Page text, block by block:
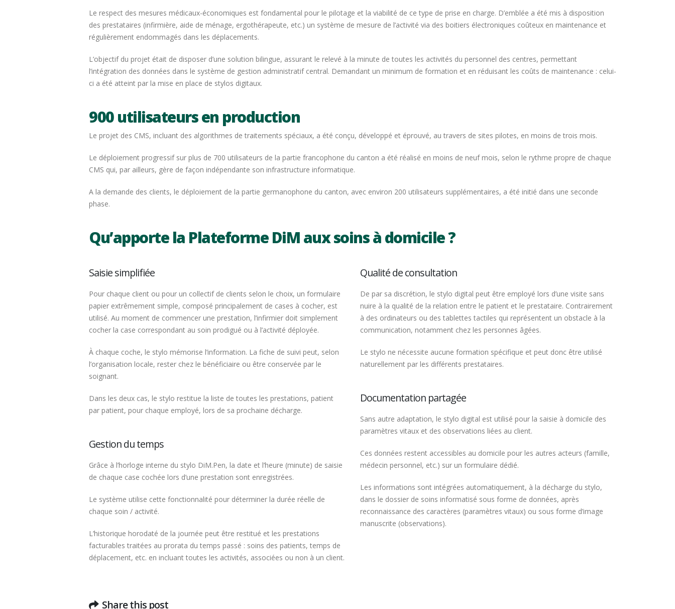
Le respect des mesures médicaux-économiques est fondamental pour le pilotage et la viabilité de ce type de prise en charge. D’emblée a été mis à disposition
des prestataires (infirmière, aide de ménage, ergothérapeute, etc.) un système de mesure de l’activité via des boitiers électroniques coûteux en maintenance et
régulièrement endommagés dans les déplacements.
L’objectif du projet était de disposer d’une solution bilingue, assurant le relevé à la minute de toutes les activités du personnel des centres, permettant
l’intégration des données dans le système de gestion administratif central. Demandant un minimum de formation et en réduisant les coûts de maintenance : celui-
ci a été atteint par la mise en place de stylos digitaux.
900 utilisateurs en production
Le projet des CMS, incluant des algorithmes de traitements spéciaux, a été conçu, développé et éprouvé, au travers de sites pilotes, en moins de trois mois.
Le déploiement progressif sur plus de 700 utilisateurs de la partie francophone du canton a été réalisé en moins de neuf mois, selon le rythme propre de chaque
CMS qui, par ailleurs, gère de façon indépendante son infrastructure informatique.
A la demande des clients, le déploiement de la partie germanophone du canton, avec environ 200 utilisateurs supplémentaires, a été initié dans une seconde
phase.
Qu’apporte la Plateforme DiM aux soins à domicile ?
Saisie simplifiée
Pour chaque client ou pour un collectif de clients selon le choix, un formulaire
papier extrêmement simple, composé principalement de cases à cocher, est
utilisé. Au moment de commencer une prestation, l’infirmier doit simplement
cocher la case correspondant au soin prodigué ou à l’activité déployée.
À chaque coche, le stylo mémorise l’information. La fiche de suivi peut, selon
l’organisation locale, rester chez le bénéficiaire ou être conservée par le
soignant.
Dans les deux cas, le stylo restitue la liste de toutes les prestations, patient
par patient, pour chaque employé, lors de sa prochaine décharge.
Gestion du temps
Grâce à l’horloge interne du stylo DiM.Pen, la date et l’heure (minute) de saisie
de chaque case cochée lors d’une prestation sont enregistrées.
Le système utilise cette fonctionnalité pour déterminer la durée réelle de
chaque soin / activité.
L’historique horodaté de la journée peut être restitué et les prestations
facturables traitées au prorata du temps passé : soins des patients, temps de
déplacement, etc. en incluant toutes les activités, associées ou non à un client.
Qualité de consultation
De par sa discrétion, le stylo digital peut être employé lors d’une visite sans
nuire à la qualité de la relation entre le patient et le prestataire. Contrairement
à des ordinateurs ou des tablettes tactiles qui représentent un obstacle à la
communication, notamment chez les personnes âgées.
Le stylo ne nécessite aucune formation spécifique et peut donc être utilisé
naturellement par les différents prestataires.
Documentation partagée
Sans autre adaptation, le stylo digital est utilisé pour la saisie à domicile des
paramètres vitaux et des observations liées au client.
Ces données restent accessibles au domicile pour les autres acteurs (famille,
médecin personnel, etc.) sur un formulaire dédié.
Les informations sont intégrées automatiquement, à la décharge du stylo,
dans le dossier de soins informatisé sous forme de données, après
reconnaissance des caractères (paramètres vitaux) ou sous forme d’image
manuscrite (observations).
Share this post